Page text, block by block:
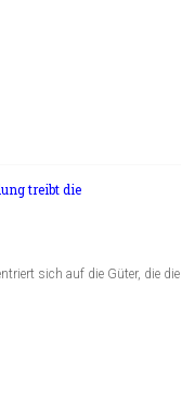
treibt die
sich auf die Güter, die die